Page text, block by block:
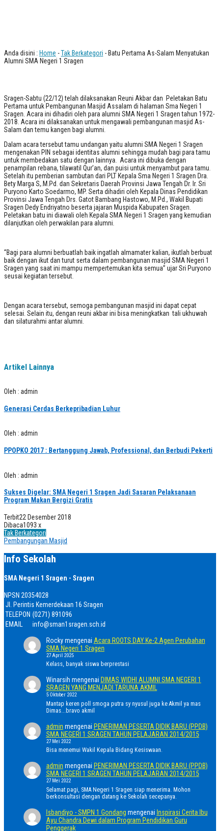
Anda disini : Home -Tak Berkategori - Batu Pertama As-Salam Menyatukan
Alumni SMA Negeri 1 Sragen
Sragen-Sabtu (22/12) telah dilaksanakan Reuni Akbar dan Peletakan Batu
Pertama untuk Pembangunan Masjid Assalam di halaman Sma Negeri 1
Sragen. Acara ini dihadiri oleh para alumni SMA Negeri 1 Sragen tahun 1972-
2018. Acara ini dilaksanakan untuk mengawali pembangunan masjid As-
Salam dan temu kangen bagi alumni.
Dalam acara tersebut tamu undangan yaitu alumni SMA Negeri 1 Sragen
mengenakan PIN sebagai identitas alumni sehingga mudah bagi para tamu
untuk membedakan satu dengan lainnya. Acara ini dibuka dengan
penampilan rebana, tilawatil Qur’an, dan puisi untuk menyambut para tamu.
Setelah itu pemberian sambutan dari PLT Kepala Sma Negeri 1 Sragen Dra.
Bety Marga S,.M.Pd. dan Sekretaris Daerah Provinsi Jawa Tengah Dr. Ir. Sri
Puryono Karto Soedarmo, MP. Serta dihadiri oleh Kepala Dinas Pendidikan
Provinsi Jawa Tengah Drs. Gatot Bambang Hastowo, M.Pd. , Wakil Bupati
Sragen Dedy Endriyatno beserta jajaran Muspida Kabupaten Sragen.
Peletakan batu ini diawali oleh Kepala SMA Negeri 1 Sragen yang kemudian
dilanjutkan oleh perwakilan para alumni.
“Bagi para alumni berbuatlah baik ingatlah almamater kalian, ikutlah berbuat
baik dengan ikut dan turut serta dalam pembangunan masjid SMA Negeri 1
Sragen yang saat ini mampu mempertemukan kita semua” ujar Sri Puryono
seusai kegiatan tersebut.
Dengan acara tersebut, semoga pembangunan masjid ini dapat cepat
selesai. Selain itu, dengan reuni akbar ini bisa meningkatkan tali ukhuwah
dan silaturahmi antar alumni.
Artikel Lainnya
Oleh : admin
Generasi Cerdas Berkepribadian Luhur
Oleh : admin
PPOPKO 2017 : Bertanggung Jawab, Professional, dan Berbudi Pekerti
Oleh : admin
Sukses Digelar: SMA Negeri 1 Sragen Jadi Sasaran Pelaksanaan
Program Makan Bergizi Gratis
Terbit22 Desember 2018
Dibaca1093 x
Tak Berkategori
Pembangungan Masjid
Info Sekolah
SMA Negeri 1 Sragen - Sragen
NPSN 20354028
Jl. Perintis Kemerdekaan 16 Sragen
TELEPON (0271) 891096
EMAIL
info@sman1sragen.sch.id
Rockymengenai Acara ROOTS DAY Ke-2 Agen Perubahan
SMA Negeri 1 Sragen
27 April 2025
Kelass, banyak siswa berprestasi
Winarsih mengenai DIMAS WIDHI ALUMNI SMA NEGERI 1
SRAGEN YANG MENJADI TARUNA AKMIL
5 Oktober 2022
Mantap keren poll smoga putra sy nyusul juga ke Akmil ya mas
Dimas...bravo akmil
admin mengenai PENERIMAN PESERTA DIDIK BARU (PPDB)
SMA NEGERI 1 SRAGEN TAHUN PELAJARAN 2014/2015
27 Mei 2022
Bisa menemui Wakil Kepala Bidang Kesiswaan.
admin mengenai PENERIMAN PESERTA DIDIK BARU (PPDB)
SMA NEGERI 1 SRAGEN TAHUN PELAJARAN 2014/2015
27 Mei 2022
Selamat pagi, SMA Negeri 1 Sragen siap menerima. Mohon
berkonsultasi dengan datang ke Sekolah secepanya.
Isbandiyo - SMPN 1 Gondang mengenai Inspirasi Cerita Ibu
Ayu Chandra Dewi dalam Program Pendidikan Guru
Penggerak